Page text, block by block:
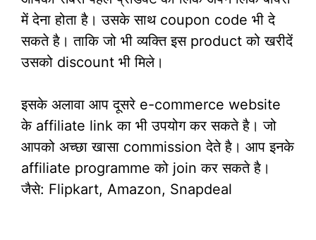
में देना होता है। उसके साथ coupon code भी दे
सकते है। ताकि जो भी व्यक्ति इस product को खरीदें
उसको discount भी मिले।
इसके अलावा आप दूसरे e-commerce website
के affiliate link का भी उपयोग कर सकते है। जो
आपको अच्छा खासा commission देते है। आप इनके
affiliate programme को join कर सकते है।
जैसे: Flipkart, Amazon, Snapdeal